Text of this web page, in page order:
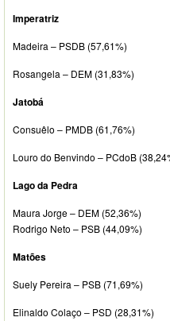
Imperatriz
Madeira – PSDB (57,61%)
Rosangela – DEM (31,83%)
Jatobá
Consuêlo – PMDB (61,76%)
Louro do Benvindo – PCdoB
Lago da Pedra
Maura Jorge – DEM (52,36%)
Rodrigo Neto – PSB (44,09%)
Matões
Suely Pereira – PSB (71,69%)
Elinaldo Colaço – PSD (28,31%)